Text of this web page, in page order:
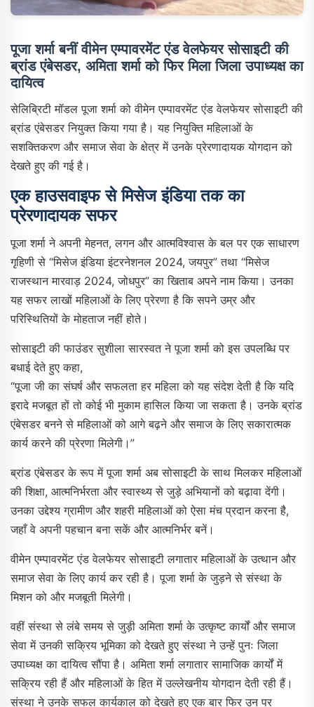
पूजा शर्मा बनीं वीमेन एम्पावरमेंट एंड वेलफेयर सोसाइटी की
ब्रांड एंबेसडर, अमिता शर्मा को फिर मिला जिला उपाध्यक्ष का
दायित्व
सेलिब्रिटी मॉडल पूजा शर्मा को वीमेन एम्पावरमेंट एंड वेलफेयर सोसाइटी की
ब्रांड एंबेसडर नियुक्त किया गया है। यह नियुक्ति महिलाओं के
सशक्तिकरण और समाज सेवा के क्षेत्र में उनके प्रेरणादायक योगदान को
देखते हुए की गई है।
एक हाउसवाइफ से मिसेज इंडिया तक का
प्रेरणादायक सफर
पूजा शर्मा ने अपनी मेहनत, लगन और आत्मविश्वास के बल पर एक साधारण
गृहिणी से “मिसेज इंडिया इंटरनेशनल 2024, जयपुर” तथा “मिसेज
राजस्थान मारवाड़ 2024, जोधपुर” का खिताब अपने नाम किया। उनका
यह सफर लाखों महिलाओं के लिए प्रेरणा है कि सपने उम्र और
परिस्थितियों के मोहताज नहीं होते।
सोसाइटी की फाउंडर सुशीला सारस्वत ने पूजा शर्मा को इस उपलब्धि पर
बधाई देते हुए कहा,
“पूजा जी का संघर्ष और सफलता हर महिला को यह संदेश देती है कि यदि
इरादे मजबूत हों तो कोई भी मुकाम हासिल किया जा सकता है। उनके ब्रांड
एंबेसडर बनने से महिलाओं को आगे बढ़ने और समाज के लिए सकारात्मक
कार्य करने की प्रेरणा मिलेगी।”
ब्रांड एंबेसडर के रूप में पूजा शर्मा अब सोसाइटी के साथ मिलकर महिलाओं
की शिक्षा, आत्मनिर्भरता और स्वास्थ्य से जुड़े अभियानों को बढ़ावा देंगी।
उनका उद्देश्य ग्रामीण और शहरी महिलाओं को ऐसा मंच प्रदान करना है,
जहाँ वे अपनी पहचान बना सकें और आत्मनिर्भर बनें।
वीमेन एम्पावरमेंट एंड वेलफेयर सोसाइटी लगातार महिलाओं के उत्थान और
समाज सेवा के लिए कार्य कर रही है। पूजा शर्मा के जुड़ने से संस्था के
मिशन को और मजबूती मिलेगी।
वहीं संस्था से लंबे समय से जुड़ी अमिता शर्मा के उत्कृष्ट कार्यों और समाज
सेवा में उनकी सक्रिय भूमिका को देखते हुए संस्था ने उन्हें पुनः जिला
उपाध्यक्ष का दायित्व सौंपा है। अमिता शर्मा लगातार सामाजिक कार्यों में
सक्रिय रही हैं और महिलाओं के हित में उल्लेखनीय योगदान देती रही हैं।
संस्था ने उनके सफल कार्यकाल को देखते हुए एक बार फिर उन पर